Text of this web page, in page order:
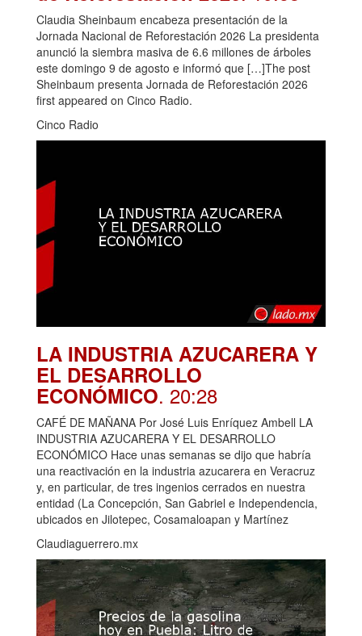
Claudia Sheinbaum encabeza presentación de la
Jornada Nacional de Reforestación 2026 La presidenta
anunció la siembra masiva de 6.6 millones de árboles
este domingo 9 de agosto e informó que […]The post
Sheinbaum presenta Jornada de Reforestación 2026
first appeared on Cinco Radio.
Cinco Radio
LA INDUSTRIA AZUCARERA Y
EL DESARROLLO
ECONÓMICO. 20:28
CAFÉ DE MAÑANA Por José Luis Enríquez Ambell LA
INDUSTRIA AZUCARERA Y EL DESARROLLO
ECONÓMICO Hace unas semanas se dijo que habría
una reactivación en la industria azucarera en Veracruz
y, en particular, de tres ingenios cerrados en nuestra
entidad (La Concepción, San Gabriel e Independencia,
ubicados en Jilotepec, Cosamaloapan y Martínez
Claudiaguerrero.mx